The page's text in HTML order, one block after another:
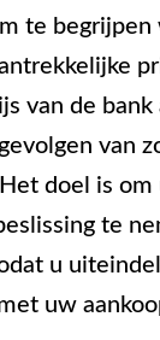
te
van de bank
van
doel is
te
u
uw